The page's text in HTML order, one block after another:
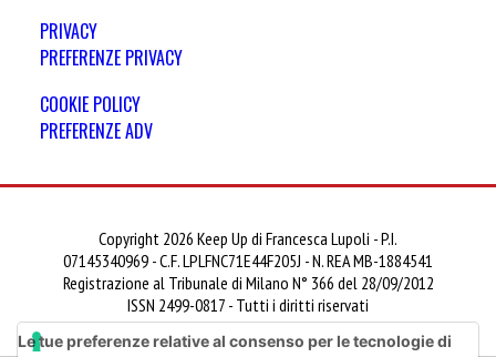
PRIVACY
PREFERENZE PRIVACY
COOKIE POLICY
PREFERENZE ADV
Copyright 2026 Keep Up di Francesca Lupoli - P.I.
07145340969 - C.F. LPLFNC71E44F205J - N. REA MB-1884541
Registrazione al Tribunale di Milano N° 366 del 28/09/2012
ISSN 2499-0817 - Tutti i diritti riservati
Le tue preferenze relative al consenso per le tecnologie di